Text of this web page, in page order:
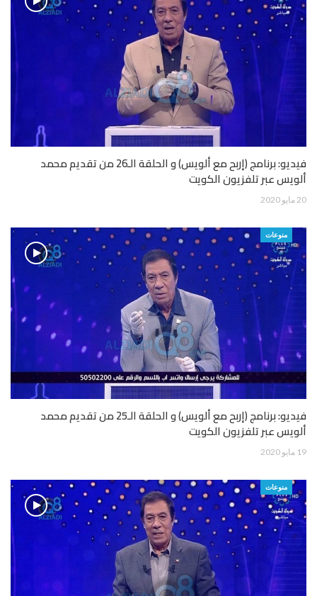
فيديو: برنامج (إربح مع ألويس) و الحلقة الـ26 من تقديم محمد
ألويس عبر تلفزيون الكويت
20 مايو 2020
منوعات
فيديو: برنامج (إربح مع ألويس) و الحلقة الـ25 من تقديم محمد
ألويس عبر تلفزيون الكويت
19 مايو 2020
منوعات